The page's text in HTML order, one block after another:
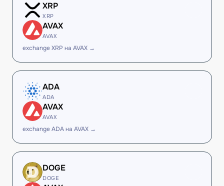
XRP
XRP
AVAX
AVAX
exchange XRP на AVAX →
ADA
ADA
AVAX
AVAX
exchange ADA на AVAX →
DOGE
DOGE